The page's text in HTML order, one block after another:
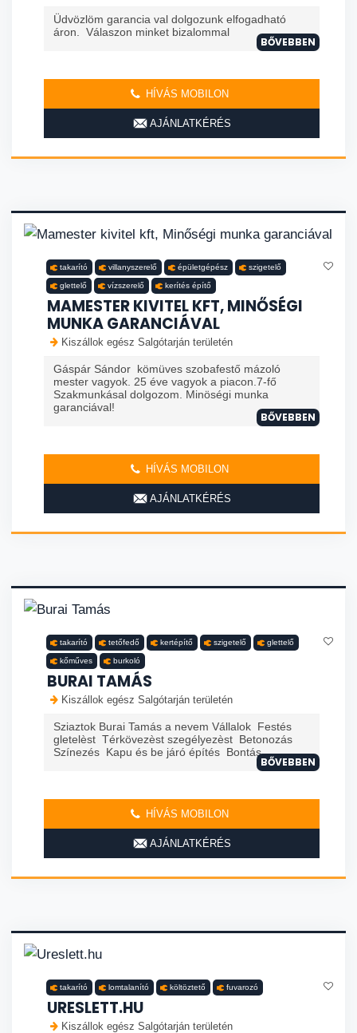
Üdvözlöm garancia val dolgozunk elfogadható
áron. Válaszon minket bizalommal
BŐVEBBEN
HÍVÁS MOBILON
AJÁNLATKÉRÉS
takarító villanyszerelő épületgépész szigetelő
glettelő vízszerelő kerítés építő
MAMESTER KIVITEL KFT, MINŐSÉGI
MUNKA GARANCIÁVAL
Kiszállok egész Salgótarján területén
Gáspár Sándor kömüves szobafestő mázoló
mester vagyok. 25 éve vagyok a piacon.7-fő
Szakmunkásal dolgozom. Minöségi munka
garanciával!
BŐVEBBEN
HÍVÁS MOBILON
AJÁNLATKÉRÉS
takarító tetőfedő kertépítő szigetelő glettelő
kőműves burkoló
BURAI TAMÁS
Kiszállok egész Salgótarján területén
Sziaztok Burai Tamás a nevem Vállalok Festés
gletelèst Térkövezèst szegélyezèst Betonozás
Színezés Kapu és be járó építés Bontás
BŐVEBBEN
HÍVÁS MOBILON
AJÁNLATKÉRÉS
takarító lomtalanító költöztető fuvarozó
URESLETT.HU
Kiszállok egész Salgótarján területén